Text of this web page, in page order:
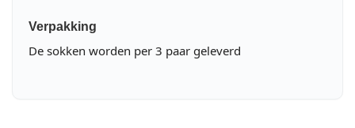
Verpakking
De sokken worden per 3 paar geleverd